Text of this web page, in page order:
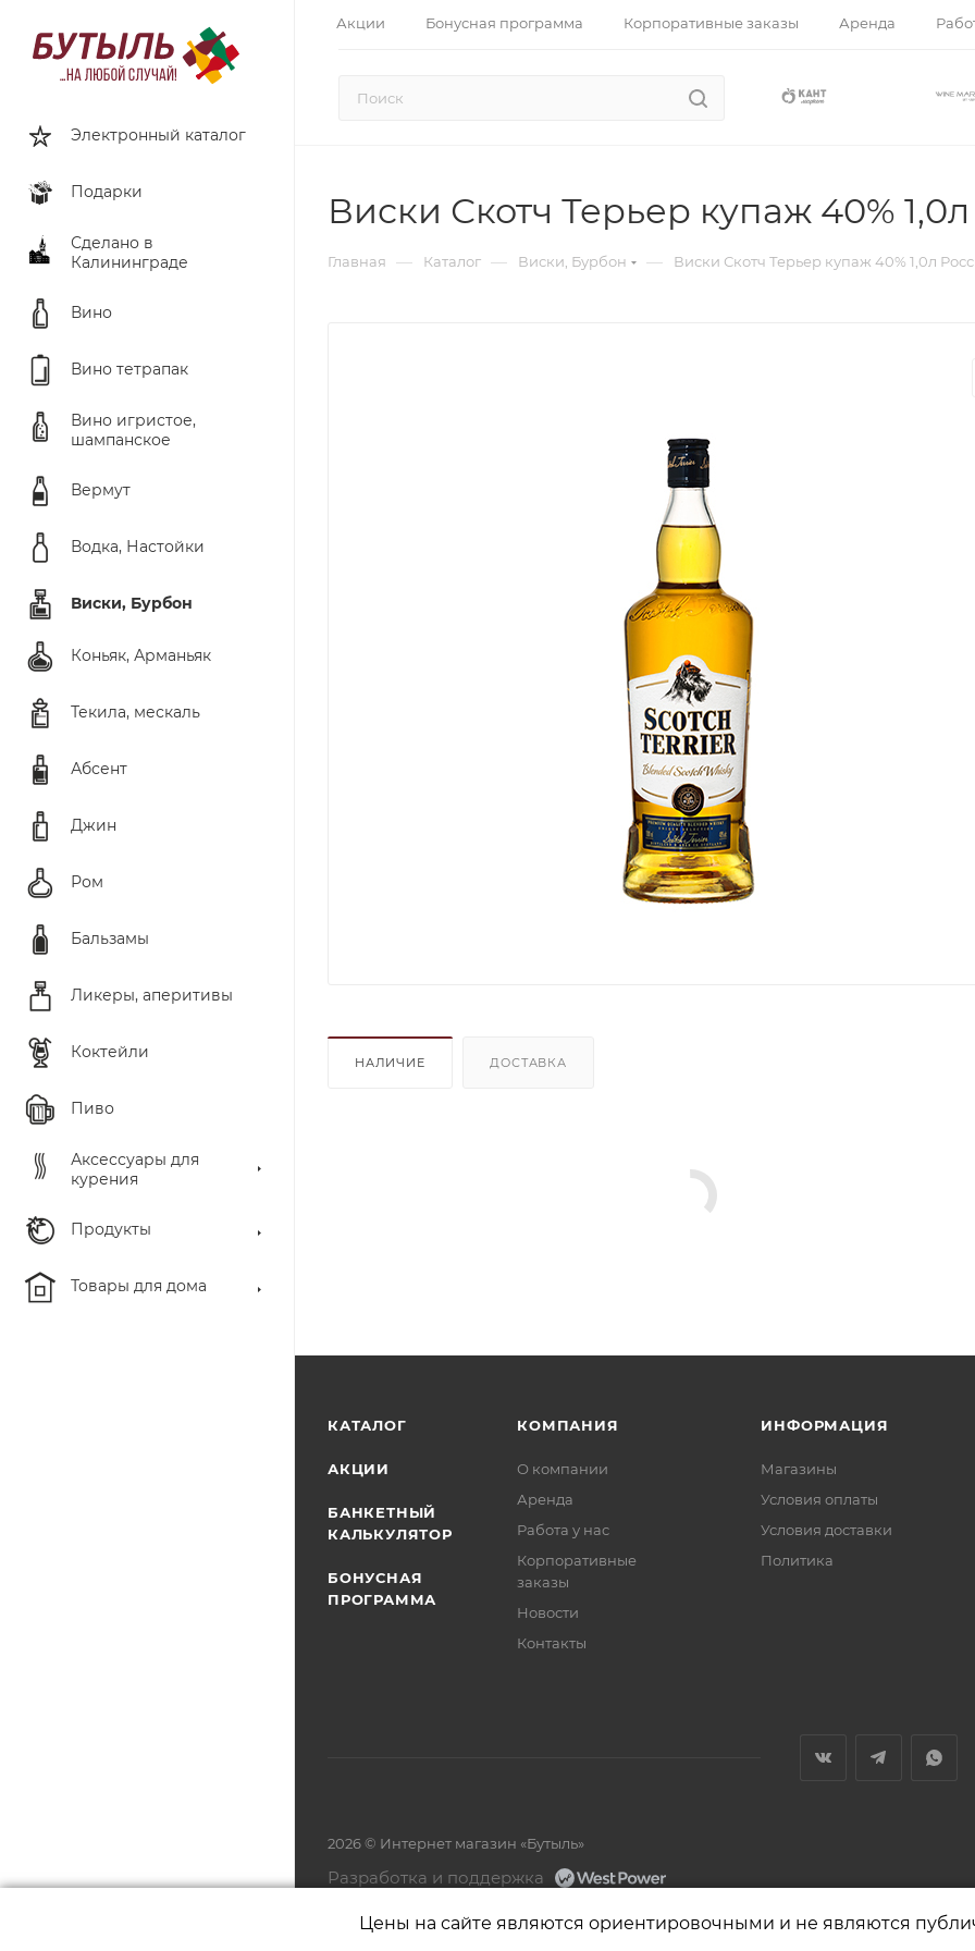
Акции Бонусная программа Корпоративные заказы Аренда
Электронный каталог
Подарки
Сделано в
Калининграде
Вино
Вино тетрапак
Вино игристое,
шампанское
Вермут
Водка, Настойки
Виски, Бурбон
Коньяк, Арманьяк
Текила, мескаль
Абсент
Джин
Ром
Бальзамы
Ликеры, аперитивы
Коктейли
Пиво
Аксессуары для
курения
Продукты
Товары для дома
Виски Скотч Терьер купаж 40%
Главная — Каталог — Виски, Бурбон — Виски Скотч Терьер купаж 40% 1,0л
НАЛИЧИЕ ДОСТАВКА
КАТАЛОГ
АКЦИИ
БАНКЕТНЫЙ
КАЛЬКУЛЯТОР
БОНУСНАЯ
ПРОГРАММА
КОМПАНИЯ
О компании
Аренда
Работа у нас
Корпоративные
заказы
Новости
Контакты
ИНФОРМАЦИЯ
Магазины
Условия оплаты
Условия доставки
Политика
2026 © Интернет магазин «Бутыль»
Разработка и поддержка
Цены на сайте являются ориентировочными и не являются